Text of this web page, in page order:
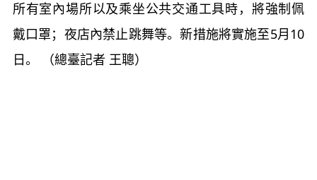
所有室內場所以及乘坐公共交通工具時，將強制佩
戴口罩；夜店內禁止跳舞等。新措施將實施至5月10
日。 （總臺記者 王聰）